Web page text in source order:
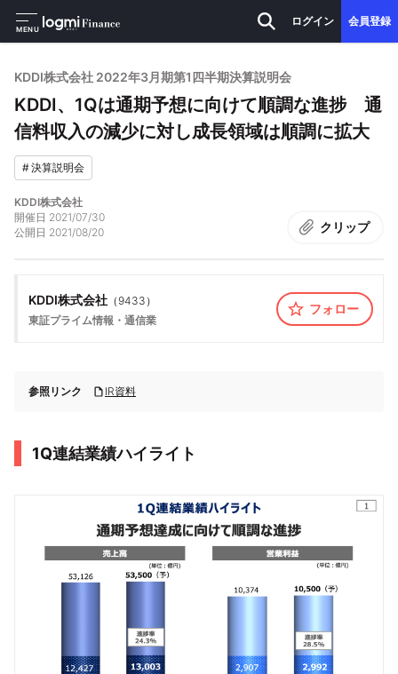
MENU
ログイン 会員登録
KDDI株式会社 2022年3月期第1四半期決算説明会
KDDI、1Qは通期予想に向けて順調な進捗 通
信料収入の減少に対し成長領域は順調に拡大
#決算説明会
KDDI株式会社
開催日 2021/07/30
公開日 2021/08/20 クリップ
KDDI株式会社 （ 9433 ）
東証プライム情報・通信業
フォロー
参照リンク IR資料
1Q連結業績ハイライト